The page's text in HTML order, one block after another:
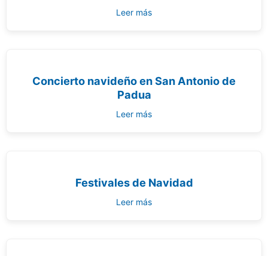
Leer más
Concierto navideño en San Antonio de
Padua
Leer más
Festivales de Navidad
Leer más